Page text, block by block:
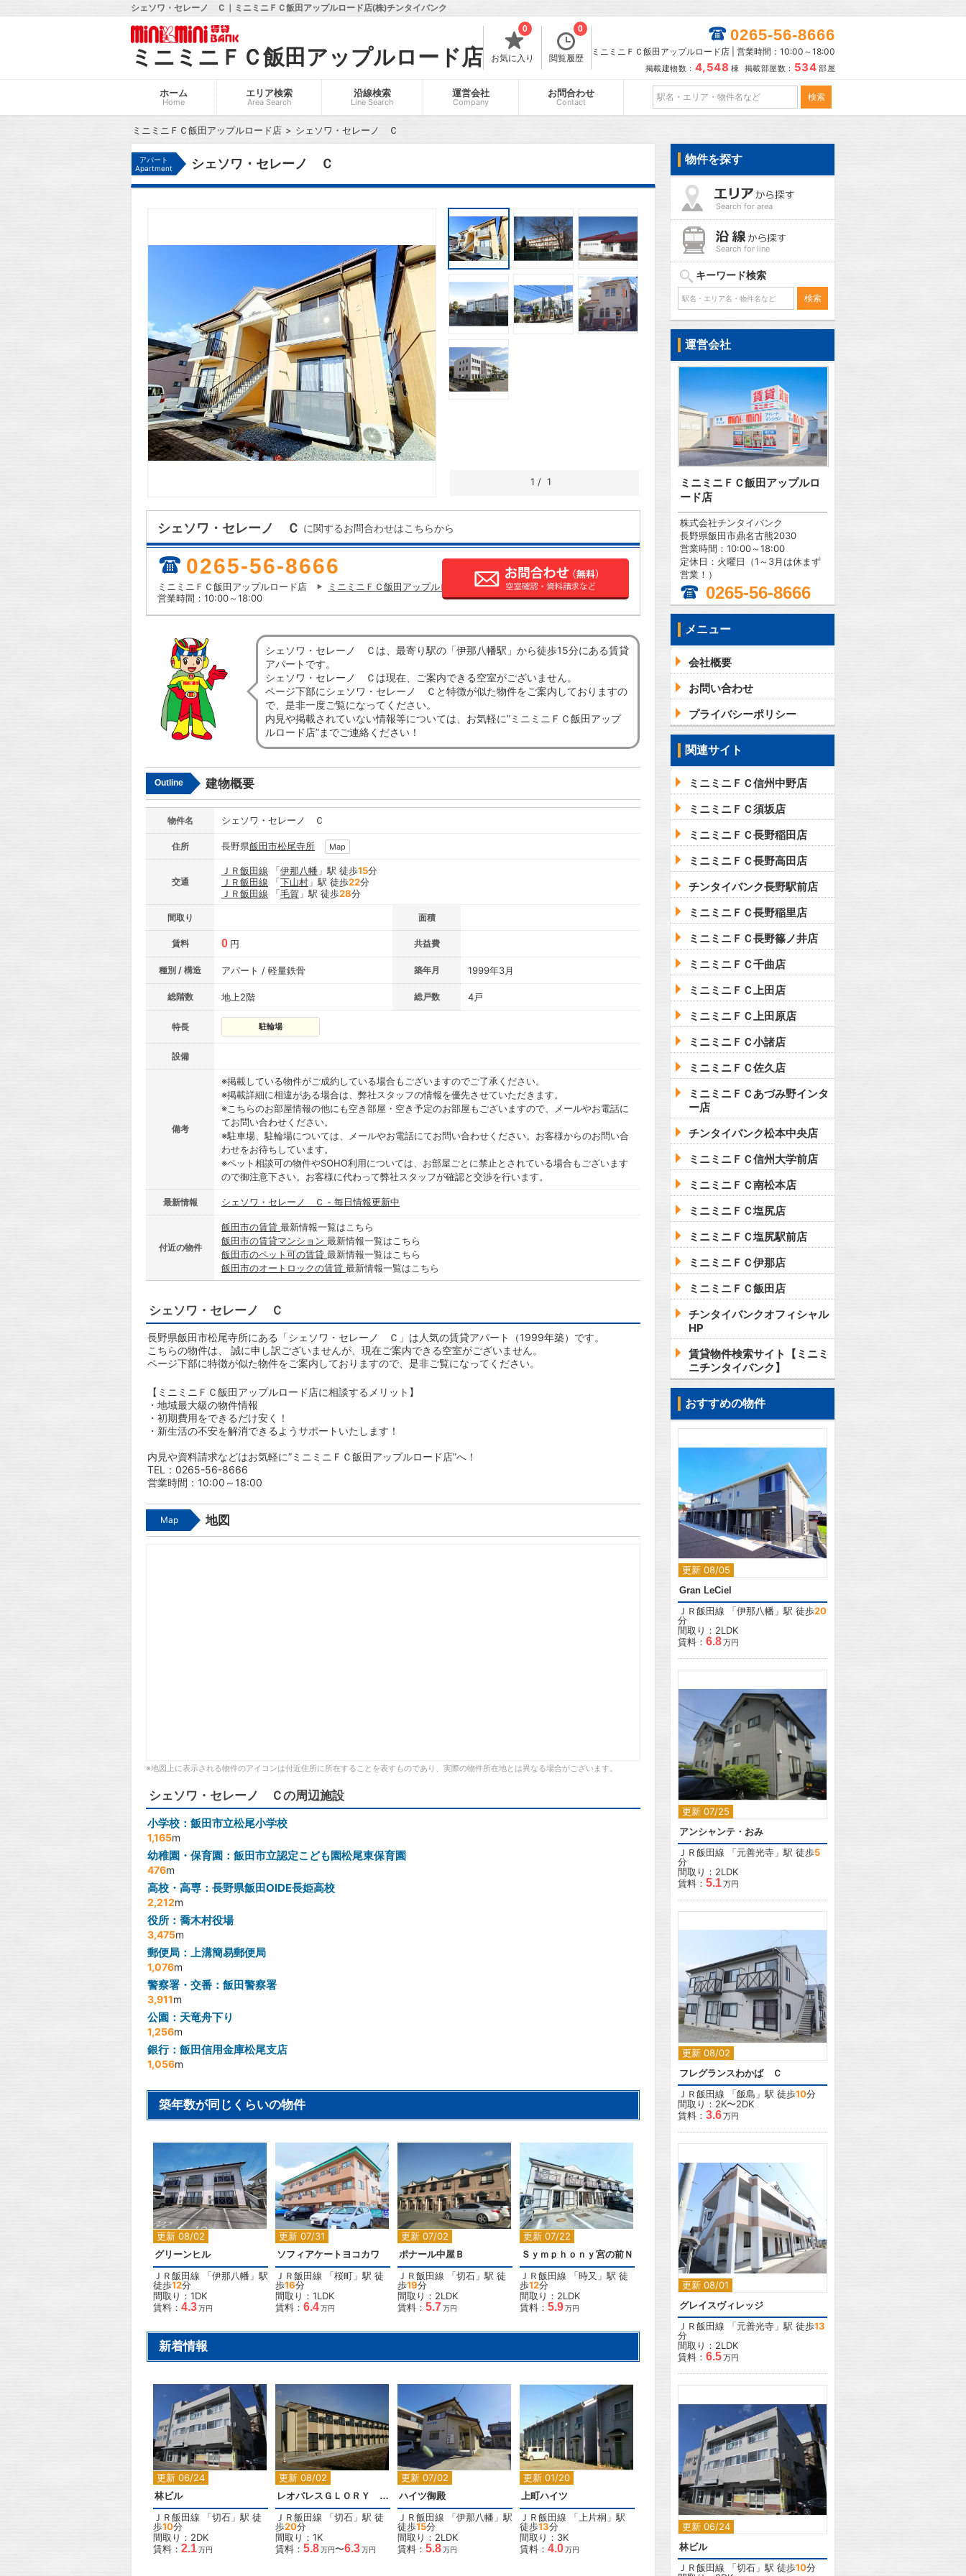
シェソワ・セレーノ Ｃ｜ミニミニＦＣ飯田アップルロード店(株)チンタイバンク
ミニミニＦＣ飯田アップルロード店 お気に入り
0
閲覧履歴
0 0265-56-8666
ミニミニＦＣ飯田アップルロード店 | 営業時間：10:00～18:00
掲載建物数： 4,548 棟 掲載部屋数： 534 部屋
ホーム
Home
エリア検索
Area Search
沿線検索
Line Search
運営会社
Company
お問合わせ
Contact
ミニミニＦＣ飯田アップルロード店 シェソワ・セレーノ Ｃ
アパート
Apartment
シェソワ・セレーノ Ｃ
1 / 1
シェソワ・セレーノ Ｃ に関するお問合わせはこちらから
0265-56-8666
ミニミニＦＣ飯田アップルロード店
ミニミニＦＣ飯田アップルロード店の店舗情報
営業時間：10:00～18:00
シェソワ・セレーノ Ｃは、最寄り駅の「伊那八幡駅」から徒歩15分にある賃貸
アパートです。
シェソワ・セレーノ Ｃは現在、ご案内できる空室がございません。
ページ下部にシェソワ・セレーノ Ｃと特徴が似た物件をご案内しておりますの
で、是非一度ご覧になってください。
内見や掲載されていない情報等については、お気軽に”ミニミニＦＣ飯田アップ
ルロード店”までご連絡ください！
Outline 建物概要
物件名 シェソワ・セレーノ Ｃ
住所 長野県飯田市松尾寺所 Map
交通
ＪＲ飯田線 「伊那八幡 」駅 徒歩15分
ＪＲ飯田線 「下山村 」駅 徒歩22分
ＪＲ飯田線 「毛賀 」駅 徒歩28分
間取り 面積
賃料 0 円 共益費
種別 / 構造 アパート / 軽量鉄骨 築年月 1999年3月
総階数 地上2階 総戸数 4戸
特長 駐輪場
設備
備考
※掲載している物件がご成約している場合もございますのでご了承ください。
※掲載詳細に相違がある場合は、弊社スタッフの情報を優先させていただきます。
※こちらのお部屋情報の他にも空き部屋・空き予定のお部屋もございますので、メールやお電話に
てお問い合わせください。
※駐車場、駐輪場については、メールやお電話にてお問い合わせください。お客様からのお問い合
わせをお待ちしています。
※ペット相談可の物件やSOHO利用については、お部屋ごとに禁止とされている場合もございます
ので御注意下さい。お客様に代わって弊社スタッフが確認と交渉を行います。
最新情報 シェソワ・セレーノ Ｃ - 毎日情報更新中
付近の物件
飯田市の賃貸 最新情報一覧はこちら
飯田市の賃貸マンション 最新情報一覧はこちら
飯田市のペット可の賃貸 最新情報一覧はこちら
飯田市のオートロックの賃貸 最新情報一覧はこちら
シェソワ・セレーノ Ｃ
長野県飯田市松尾寺所にある「シェソワ・セレーノ Ｃ」は人気の賃貸アパート（1999年築）です。
こちらの物件は、 誠に申し訳ございませんが、現在ご案内できる空室がございません。
ページ下部に特徴が似た物件をご案内しておりますので、是非ご覧になってください。
【ミニミニＦＣ飯田アップルロード店に相談するメリット】
・地域最大級の物件情報
・初期費用をできるだけ安く！
・新生活の不安を解消できるようサポートいたします！
内見や資料請求などはお気軽に”ミニミニＦＣ飯田アップルロード店”へ！
TEL：0265-56-8666
営業時間：10:00～18:00
Map 地図
※地図上に表示される物件のアイコンは付近住所に所在することを表すものであり、実際の物件所在地とは異なる場合がございます。
シェソワ・セレーノ Ｃの周辺施設
小学校：飯田市立松尾小学校
1,165m
幼稚園・保育園：飯田市立認定こども園松尾東保育園
476m
高校・高専：長野県飯田OIDE長姫高校
2,212m
役所：喬木村役場
3,475m
郵便局：上溝簡易郵便局
1,076m
警察署・交番：飯田警察署
3,911m
公園：天竜舟下り
1,256m
銀行：飯田信用金庫松尾支店
1,056m
築年数が同じくらいの物件
更新 08/02
2
グリーンヒル
ＪＲ飯田線 「伊那八幡 」駅
徒歩12分
間取り：1DK
賃料： 4.3万円
更新 07/31
2
ソフィアケートヨコカワ
ＪＲ飯田線 「桜町 」駅 徒
歩16分
間取り：1LDK
賃料： 6.4万円
更新 07/02
2
ポナール中屋Ｂ
ＪＲ飯田線 「切石 」駅 徒
歩19分
間取り：2LDK
賃料： 5.7万円
更新 07/22
2
Ｓｙｍｐｈｏｎｙ宮の前Ｎ
ＪＲ飯田線 「時又 」駅 徒
歩12分
間取り：2LDK
賃料： 5.9万円
新着情報
更新 06/24
林ビル
ＪＲ飯田線 「切石 」駅 徒
歩10分
間取り：2DK
賃料： 2.1万円
更新 08/02
2
レオパレスＧＬＯＲＹ 松澤
ＪＲ飯田線 「切石 」駅 徒
歩20分
間取り：1K
賃料： 5.8万円〜6.3万円
更新 07/02
ハイツ御殿
ＪＲ飯田線 「伊那八幡 」駅
徒歩15分
間取り：2LDK
賃料： 5.8万円
更新 01/20
上町ハイツ
ＪＲ飯田線 「上片桐 」駅
徒歩13分
間取り：3K
賃料： 4.0万円
物件を探す
Search for area
Search for line
キーワード検索
運営会社
ミニミニＦＣ飯田アップルロ
ード店
株式会社チンタイバンク
長野県飯田市鼎名古熊2030
営業時間：10:00～18:00
定休日：火曜日（1～3月は休まず
営業！）
0265-56-8666
メニュー
会社概要
お問い合わせ
プライバシーポリシー
関連サイト
ミニミニＦＣ信州中野店
ミニミニＦＣ須坂店
ミニミニＦＣ長野稲田店
ミニミニＦＣ長野高田店
チンタイバンク長野駅前店
ミニミニＦＣ長野稲里店
ミニミニＦＣ長野篠ノ井店
ミニミニＦＣ千曲店
ミニミニＦＣ上田店
ミニミニＦＣ上田原店
ミニミニＦＣ小諸店
ミニミニＦＣ佐久店
ミニミニＦＣあづみ野インタ
ー店
チンタイバンク松本中央店
ミニミニＦＣ信州大学前店
ミニミニＦＣ南松本店
ミニミニＦＣ塩尻店
ミニミニＦＣ塩尻駅前店
ミニミニＦＣ伊那店
ミニミニＦＣ飯田店
チンタイバンクオフィシャル
HP
賃貸物件検索サイト【ミニミ
ニチンタイバンク】
おすすめの物件
更新 08/05
2
Gran LeCiel
ＪＲ飯田線 「伊那八幡 」駅 徒歩20
分
間取り：2LDK
賃料： 6.8万円
更新 07/25
2
アンシャンテ・おみ
ＪＲ飯田線 「元善光寺 」駅 徒歩5
分
間取り：2LDK
賃料： 5.1万円
更新 08/02
2
フレグランスわかば Ｃ
ＪＲ飯田線 「飯島 」駅 徒歩10分
間取り：2K〜2DK
賃料： 3.6万円
更新 08/01
2
グレイスヴィレッジ
ＪＲ飯田線 「元善光寺 」駅 徒歩13
分
間取り：2LDK
賃料： 6.5万円
更新 06/24
林ビル
ＪＲ飯田線 「切石 」駅 徒歩10分